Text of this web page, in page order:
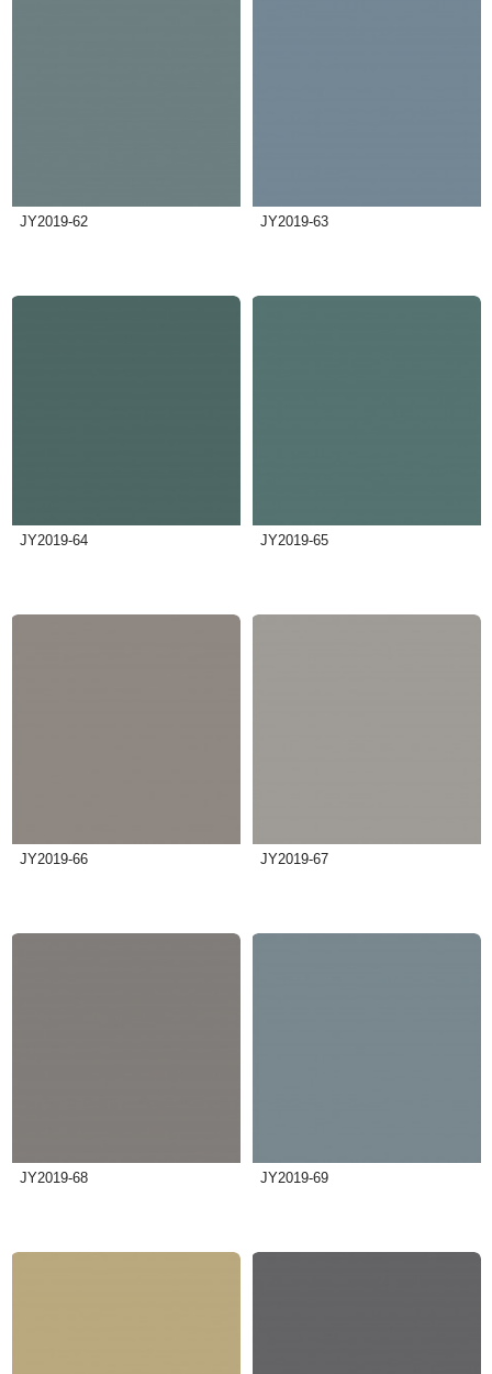
JY2019-62 JY2019-63
JY2019-64 JY2019-65
JY2019-66 JY2019-67
JY2019-68 JY2019-69